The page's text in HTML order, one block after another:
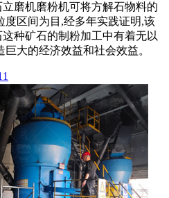
磨机磨粉机可将方解石物料的
度区间为目,经多年实践证明,该
种矿石的制粉加工中有着无以
大的经济效益和社会效益。